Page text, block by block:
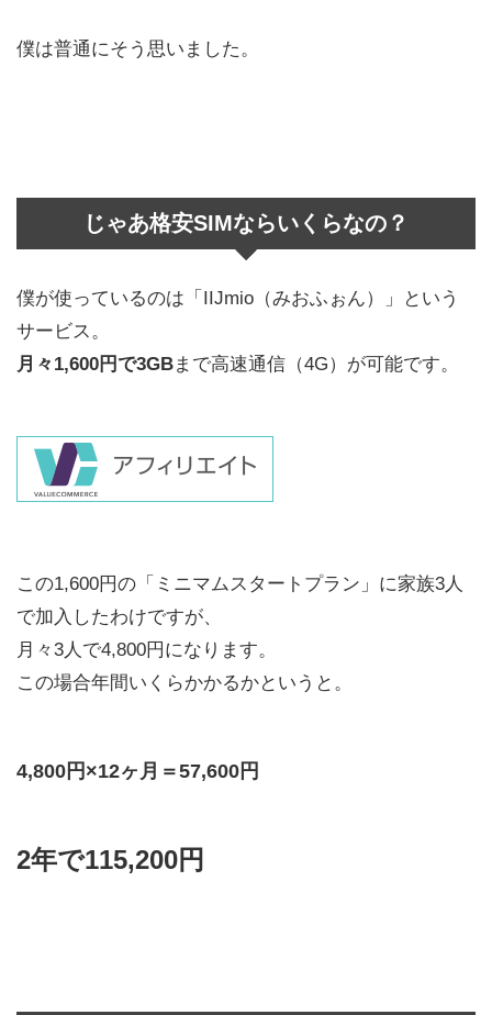
僕は普通にそう思いました。
じゃあ格安SIMならいくらなの？
僕が使っているのは「IIJmio（みおふぉん）」という
サービス。
月々1,600円で3GBまで高速通信（4G）が可能です。
この1,600円の「ミニマムスタートプラン」に家族3人
で加入したわけですが、
月々3人で4,800円になります。
この場合年間いくらかかるかというと。
4,800円×12ヶ月＝57,600円
2年で115,200円